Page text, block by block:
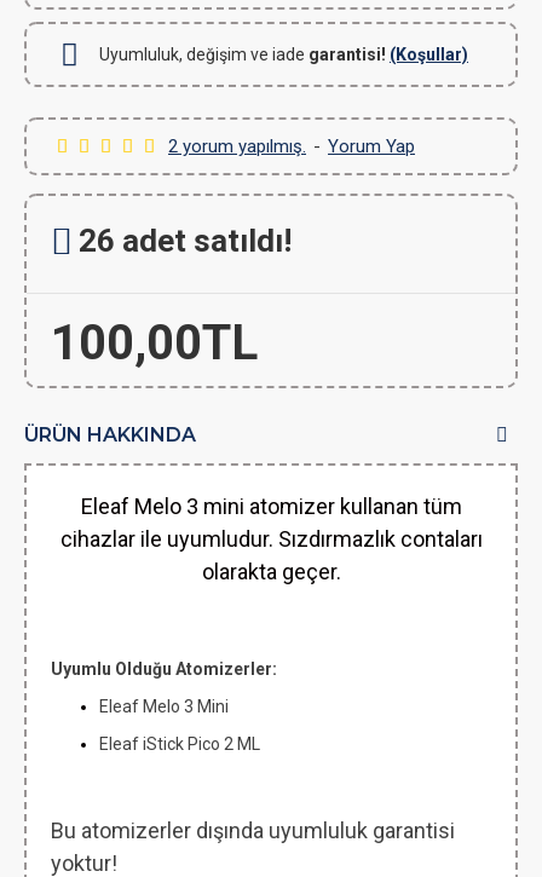
Uyumluluk, değişim ve iade garantisi! (Koşullar)
2 yorum yapılmış. - Yorum Yap
100,00TL
26 adet satıldı!
ÜRÜN HAKKINDA
Eleaf Melo 3 mini atomizer kullanan tüm
cihazlar ile uyumludur. Sızdırmazlık contaları
olarakta geçer.
Uyumlu Olduğu Atomizerler:
Eleaf Melo 3 Mini
Eleaf iStick Pico 2 ML
Bu atomizerler dışında uyumluluk garantisi
yoktur!